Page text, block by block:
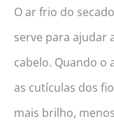
O ar frio do
serve para ajudar
cabelo. Quando o
as cutículas dos
mais brilho,